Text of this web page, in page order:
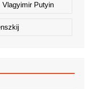
Vlagyimir Putyin